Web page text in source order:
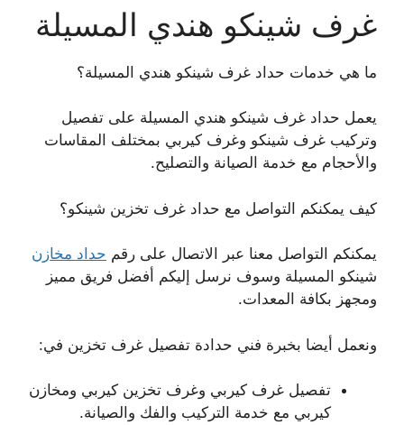
غرف شينكو هندي المسيلة
ما هي خدمات حداد غرف شينكو هندي المسيلة؟
يعمل حداد غرف شينكو هندي المسيلة على تفصيل
وتركيب غرف شينكو وغرف كيربي بمختلف المقاسات
والأحجام مع خدمة الصيانة والتصليح.
كيف يمكنكم التواصل مع حداد غرف تخزين شينكو؟
يمكنكم التواصل معنا عبر الاتصال على رقم حداد مخازن
شينكو المسيلة وسوف نرسل إليكم أفضل فريق مميز
ومجهز بكافة المعدات.
ونعمل أيضا بخبرة فني حدادة تفصيل غرف تخزين في:
تفصيل غرف كيربي وغرف تخزين كيربي ومخازن
كيربي مع خدمة التركيب والفك والصيانة.